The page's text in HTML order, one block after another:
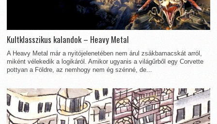
Kultklasszikus kalandok – Heavy Metal
A Heavy Metal már a nyitójelenetében nem árul zsákbamacskát arról,
miként vélekedik a logikáról. Amikor ugyanis a világűrből egy Corvette
pottyan a Földre, az nemhogy nem ég szénné, de...